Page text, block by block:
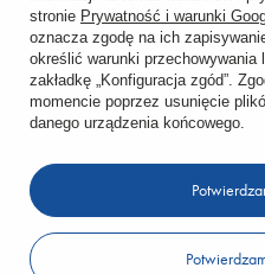
Chcę zwrócić produkt
Chcę wymienić towar
KONTO
REGULAMINY
stronie Prywatność i warunki
oznacza zgodę na ich
określić warunki
zakładkę „Konfiguracja zgód”.
momencie poprzez usunięcie
danego urządzenia końcowego.